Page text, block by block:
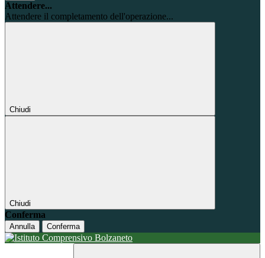
Attendere...
Attendere il completamento dell'operazione...
Chiudi
Chiudi
Conferma
Annulla Conferma